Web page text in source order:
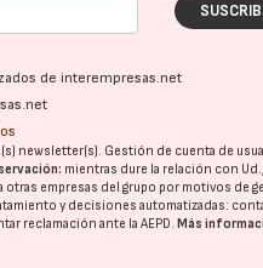
de interempresas.net
newsletter(s). Gestión de cuenta de
mientras dure la relación con
otras empresas del grupo por motivos de
y decisiones automatizadas:
reclamación ante laAEPD. Más